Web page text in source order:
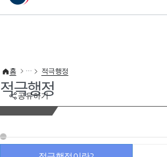
이 누리집은 대한민국 공식 전자정부 누리집입니다.
공유하기
홈 적극행정
적극행정